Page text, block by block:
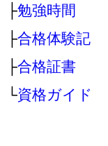
├勉強時間
├合格体験記
├合格証書
└資格ガイド